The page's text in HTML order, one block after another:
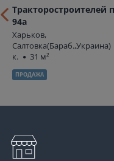
Тракторостроителей
94а
Харьков,
Салтовка(Бараб.,Украина)
к.
31 м²
ПРОДАЖА